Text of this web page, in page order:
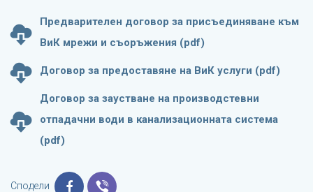
Предварителен договор за присъединяване към
ВиК мрежи и съоръжения (pdf)
Договор за предоставяне на ВиК услуги (pdf)
Договор за заустване на производстевни
отпадачни води в канализационната система
(pdf)
Сподели